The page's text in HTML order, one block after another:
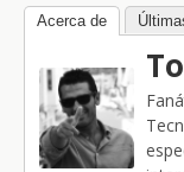
Acerca de